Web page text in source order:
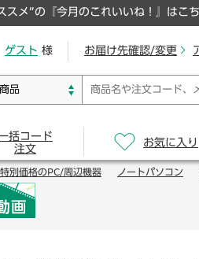
スメ”の『今月のこれいいね！』はこち
ゲスト 様 お届け先確認/変更
括コード
注文
お気に入り
特別価格のPC/周辺機器 ノートパソコン